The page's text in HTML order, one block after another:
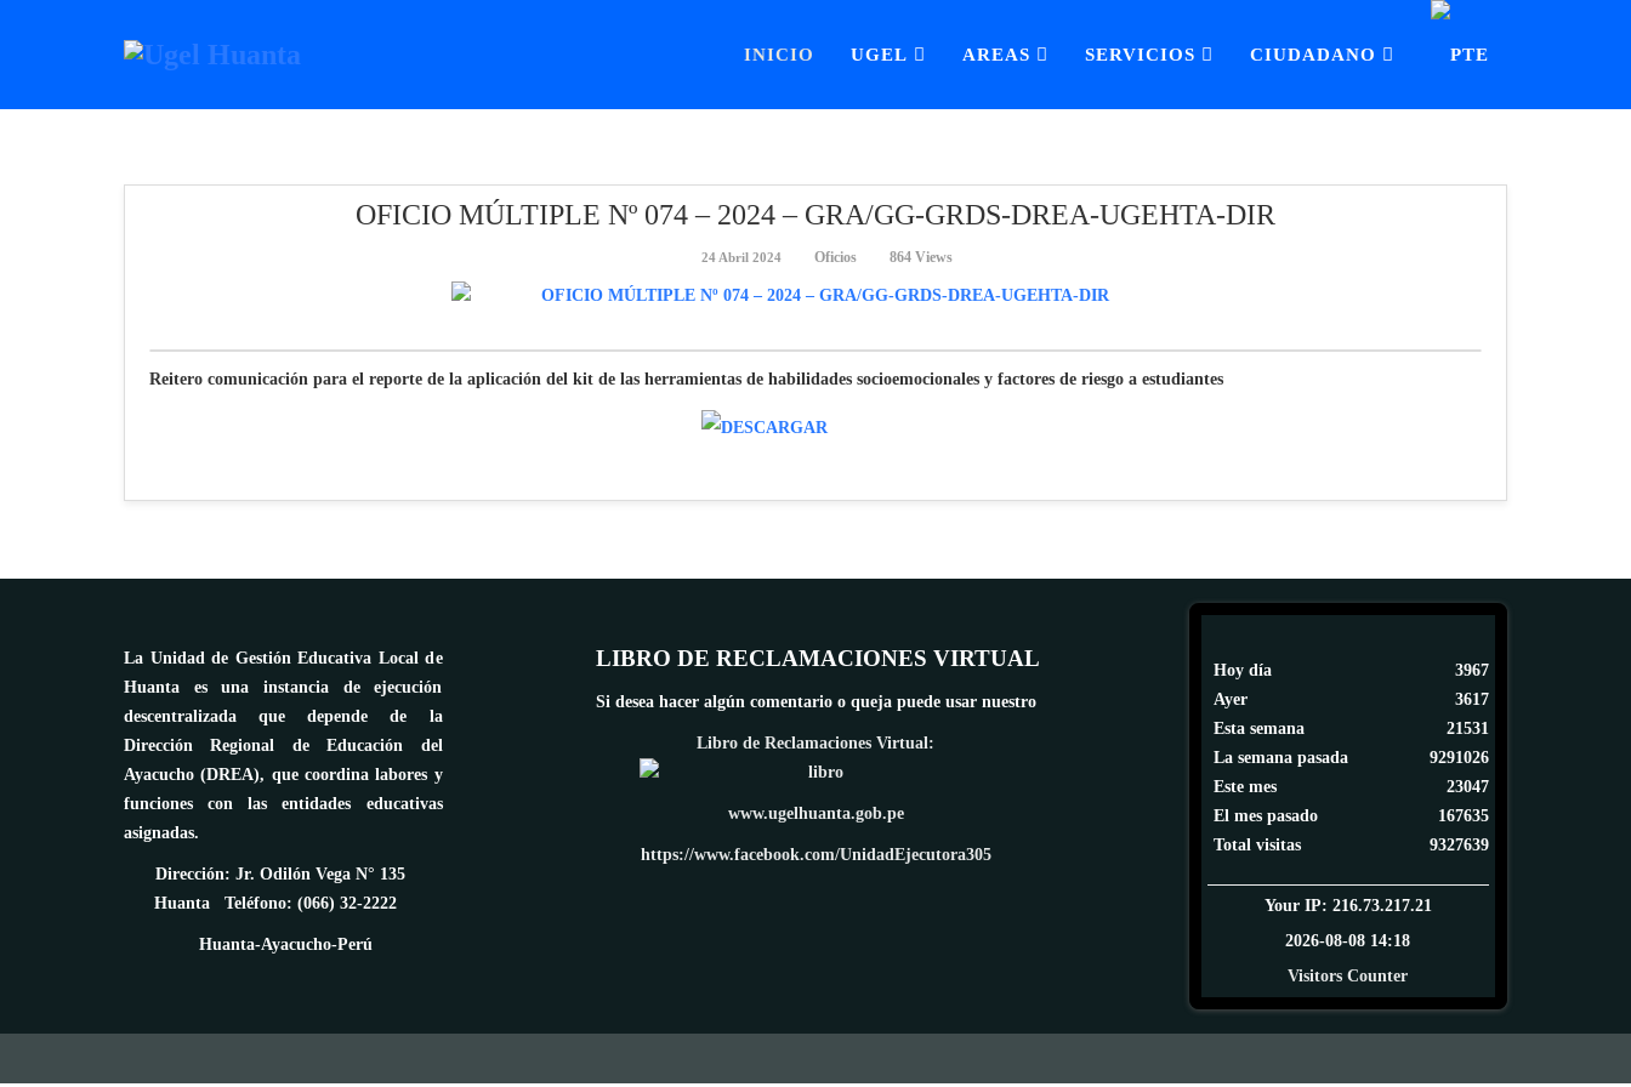
INICIO UGEL AREAS SERVICIOS CIUDADANO
OFICIO MÚLTIPLE Nº 074 – 2024 – GRA/GG-GRDS-DREA-UGEHTA-DIR
24 Abril 2024 Oficios 864 Views
Reitero comunicación para el reporte de la aplicación del kit de las herramientas de habilidades socioemocionales y factores de riesgo a estudiantes
La Unidad de Gestión Educativa Local de
Huanta es una instancia de ejecución
descentralizada que depende de la
Dirección Regional de Educación del
Ayacucho (DREA), que coordina labores y
funciones con las entidades educativas
asignadas.
Dirección: Jr. Odilón Vega N° 135
Huanta Teléfono: (066) 32-2222
Huanta-Ayacucho-Perú
LIBRO DE RECLAMACIONES VIRTUAL
Si desea hacer algún comentario o queja puede usar nuestro
Libro de Reclamaciones Virtual:
www.ugelhuanta.gob.pe
https://www.facebook.com/UnidadEjecutora305
Hoy día
Ayer
Esta semana
La semana pasada
Este mes
El mes pasado
Total visitas
3967
3617
21531
9291026
23047
167635
9327639
Your IP: 216.73.217.21
2026-08-08 14:18
Visitors Counter